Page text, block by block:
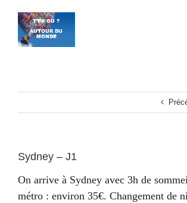
contenu
Sydney – J1
On arrive à Sydney avec 3h de
métro : environ 35€. Changement de